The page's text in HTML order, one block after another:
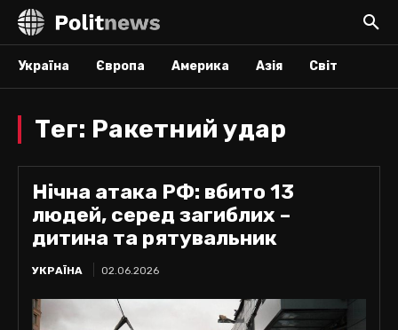
Україна Європа Америка Азія Світ
Тег: Ракетний удар
Нічна атака РФ: вбито 13
людей, серед загиблих –
дитина та рятувальник
УКРАЇНА 02.06.2026